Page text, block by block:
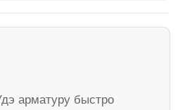
арматуру быстро